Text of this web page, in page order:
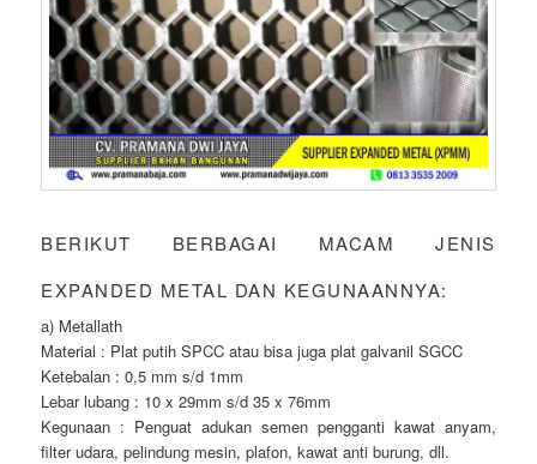
BERIKUT BERBAGAI MACAM JENIS
EXPANDED METAL DAN KEGUNAANNYA:
a) Metallath
Material : Plat putih SPCC atau bisa juga plat galvanil SGCC
Ketebalan : 0,5 mm s/d 1mm
Lebar lubang : 10 x 29mm s/d 35 x 76mm
Kegunaan : Penguat adukan semen pengganti kawat anyam,
filter udara, pelindung mesin, plafon, kawat anti burung, dll.